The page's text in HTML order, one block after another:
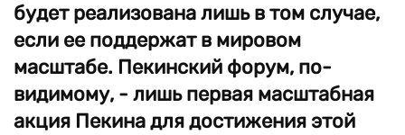
будет реализована лишь в том случае,
если ее поддержат в мировом
масштабе. Пекинский форум, по-
видимому, - лишь первая масштабная
акция Пекина для достижения этой